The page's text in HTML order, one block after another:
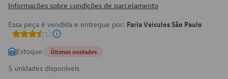
Informações sobre condições de parcelamento
Essa peça é vendida e entregue por: Faria Veículos São Paulo
Estoque: Últimas unidades
5 unidades disponíveis